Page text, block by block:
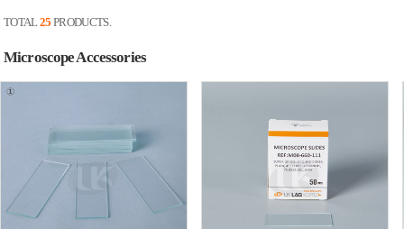
TOTAL 25 PRODUCTS.
Microscope Accessories